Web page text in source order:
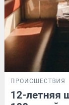
ПРОИСШЕСТВИЯ
12-летняя